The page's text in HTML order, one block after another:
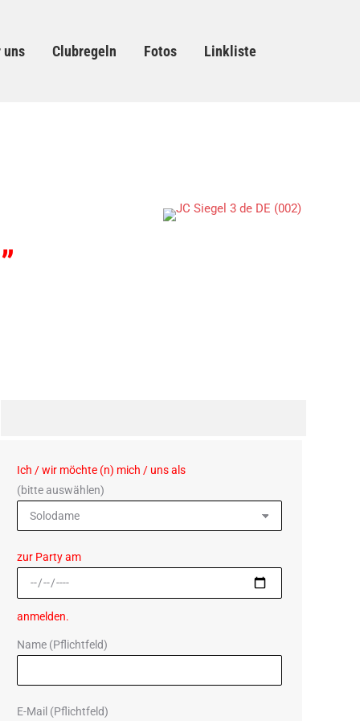
uns Clubregeln Fotos Linkliste
Ich / wir möchte (n) mich / uns als
(bitte auswählen)
zur Party am
anmelden.
Name (Pflichtfeld)
E-Mail (Pflichtfeld)